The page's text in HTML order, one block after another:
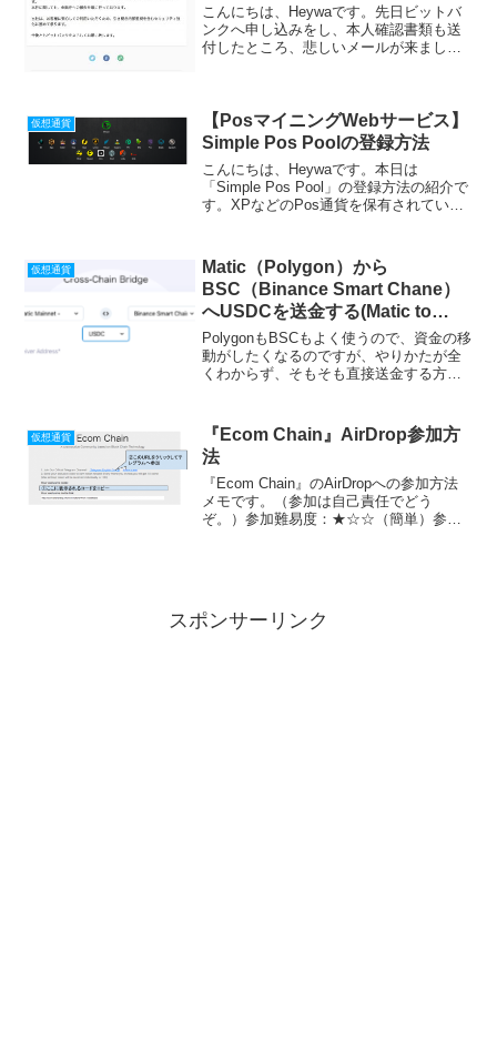
こんにちは、Heywaです。先日ビットバ
ンクへ申し込みをし、本人確認書類も送
付したところ、悲しいメールが来まし
まで1-2週間程度頂い...
仮想通貨
【PosマイニングWebサービス】
Simple Pos Poolの登録方法
こんにちは、Heywaです。本日は
「Simple Pos Pool」の登録方法の紹介で
す。XPなどのPos通貨を保有されている
貨では多くの通貨を持っているほど報
酬...
仮想通貨
Matic（Polygon）から
BSC（Binance Smart Chane）
へUSDCを送金する(Matic to
BSC)
PolygonもBSCもよく使うので、資金の移
動がしたくなるのですが、やりかたが全
くわからず、そもそも直接送金する方法
モ。Metamask（メタマスク）でBSC、
Pol...
仮想通貨
『Ecom Chain』AirDrop参加方
法
『Ecom Chain』のAirDropへの参加方法
メモです。（参加は自己責任でどう
ぞ。）参加難易度：★☆☆（簡単）参加
スポンサーリンク